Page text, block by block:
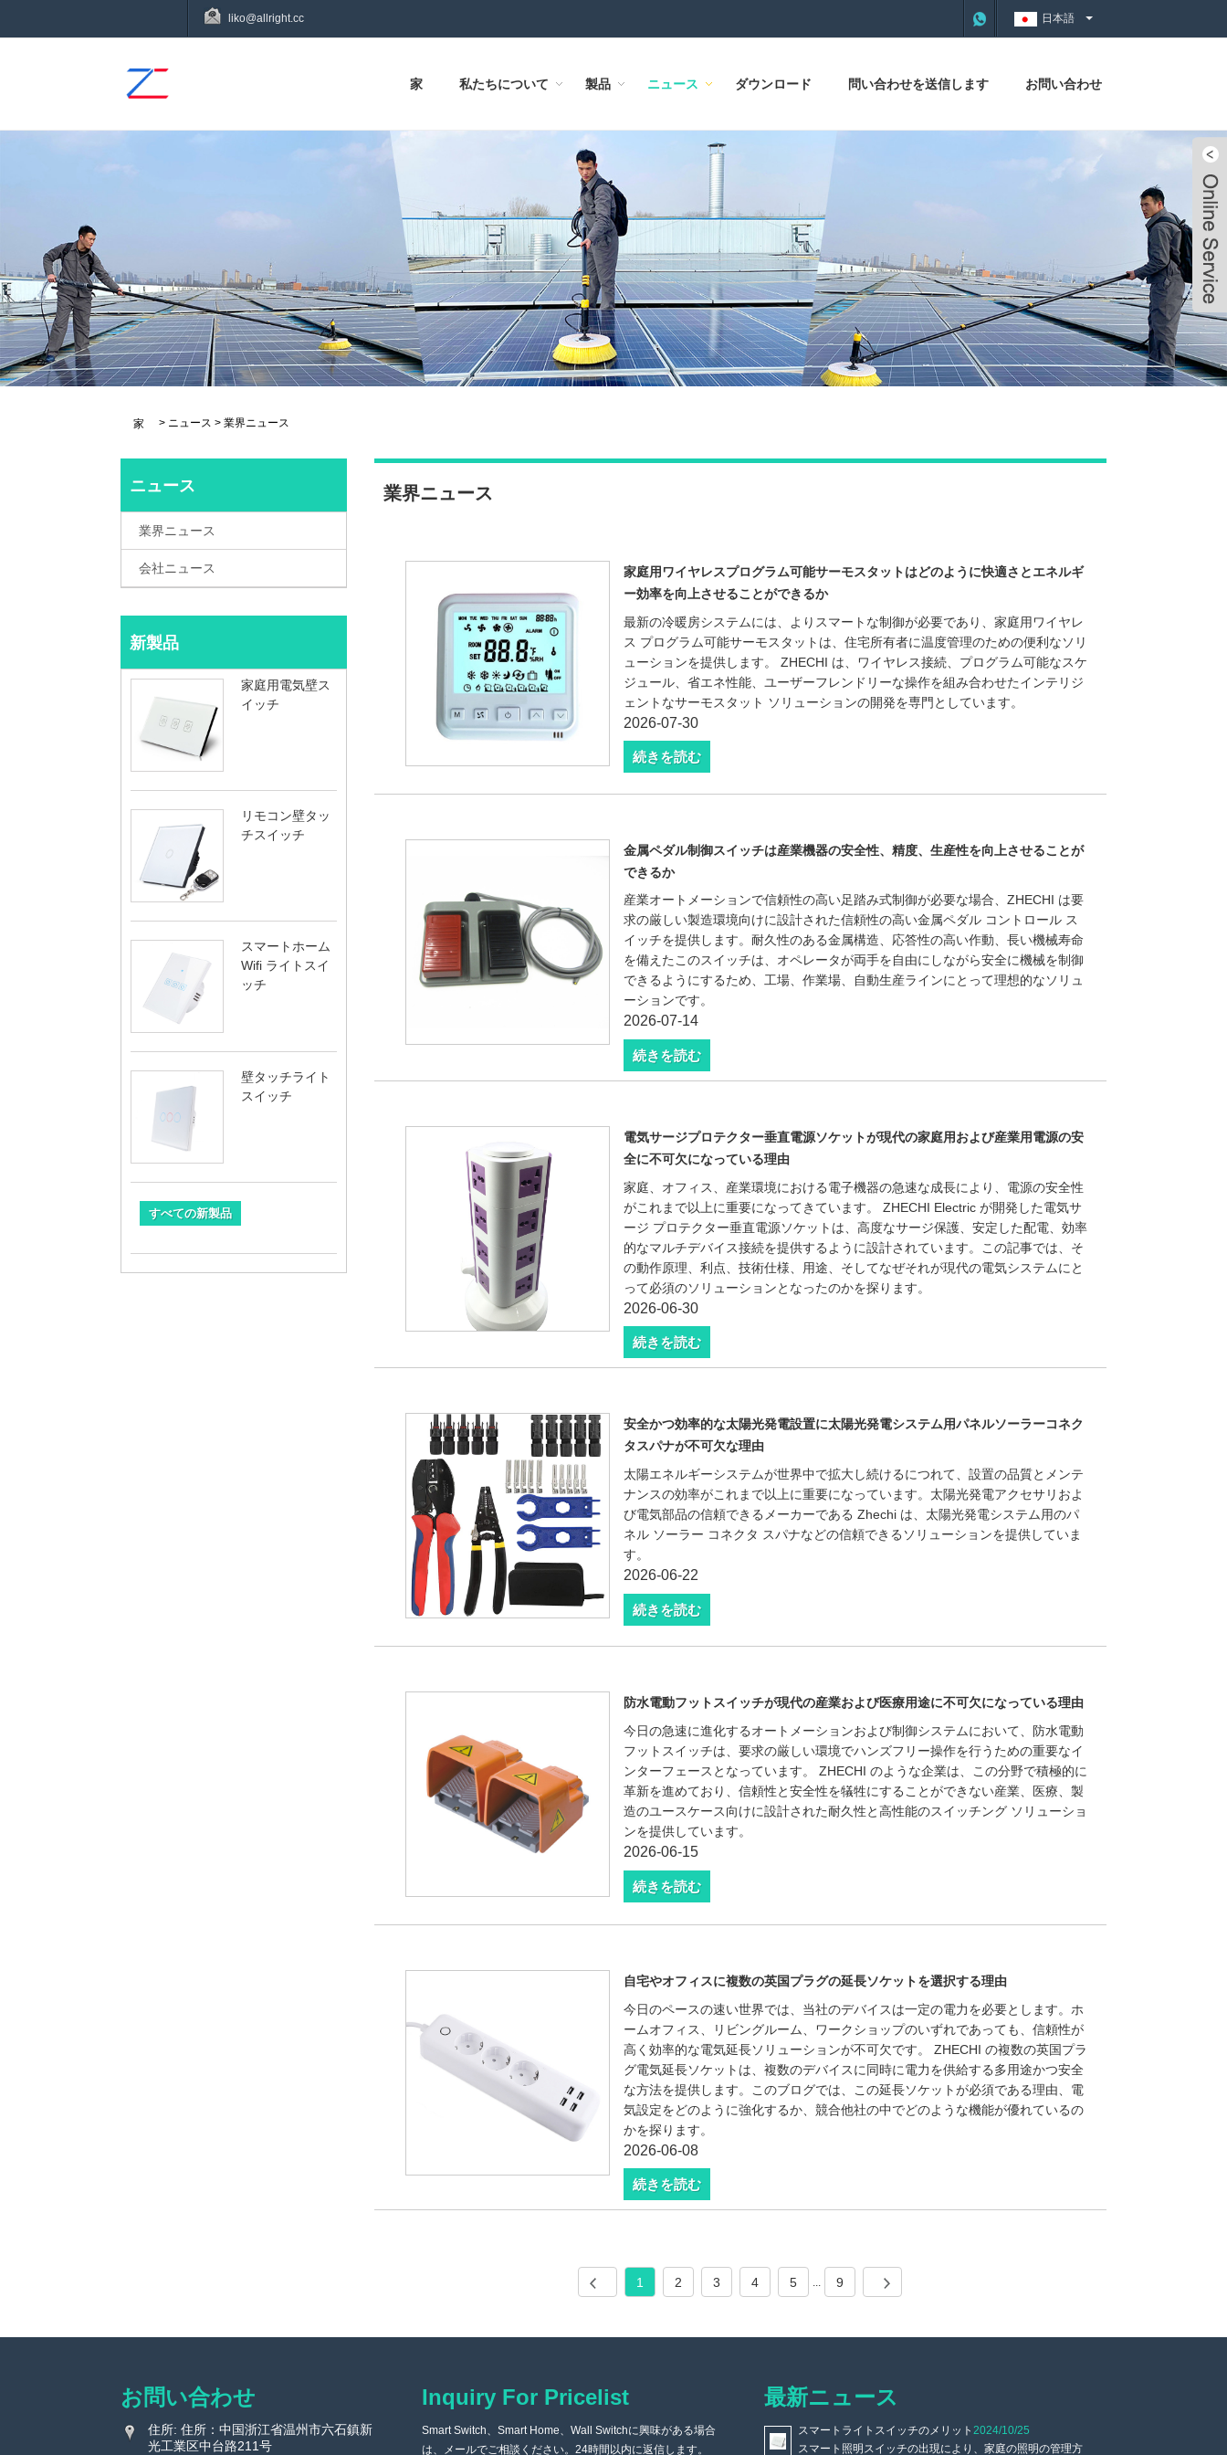
liko@allright.cc 日本語
家 私たちについて 製品 ニュース ダウンロード 問い合わせを送信します お問い合わせ
家 > ニュース > 業界ニュース
ニュース
業界ニュース
会社ニュース
新製品
家庭用電気壁ス
イッチ
リモコン壁タッ
チスイッチ
スマートホーム
Wifi ライトスイ
ッチ
壁タッチライト
スイッチ
すべての新製品
業界ニュース
家庭用ワイヤレスプログラム可能サーモスタットはどのように快適さとエネルギ
ー効率を向上させることができるか
最新の冷暖房システムには、よりスマートな制御が必要であり、家庭用ワイヤレ
ス プログラム可能サーモスタットは、住宅所有者に温度管理のための便利なソリ
ューションを提供します。 ZHECHI は、ワイヤレス接続、プログラム可能なスケ
ジュール、省エネ性能、ユーザーフレンドリーな操作を組み合わせたインテリジ
ェントなサーモスタット ソリューションの開発を専門としています。
2026-07-30
続きを読む
金属ペダル制御スイッチは産業機器の安全性、精度、生産性を向上させることが
できるか
産業オートメーションで信頼性の高い足踏み式制御が必要な場合、ZHECHI は要
求の厳しい製造環境向けに設計された信頼性の高い金属ペダル コントロール ス
イッチを提供します。耐久性のある金属構造、応答性の高い作動、長い機械寿命
を備えたこのスイッチは、オペレータが両手を自由にしながら安全に機械を制御
できるようにするため、工場、作業場、自動生産ラインにとって理想的なソリュ
ーションです。
2026-07-14
続きを読む
電気サージプロテクター垂直電源ソケットが現代の家庭用および産業用電源の安
全に不可欠になっている理由
家庭、オフィス、産業環境における電子機器の急速な成長により、電源の安全性
がこれまで以上に重要になってきています。 ZHECHI Electric が開発した電気サ
ージ プロテクター垂直電源ソケットは、高度なサージ保護、安定した配電、効率
的なマルチデバイス接続を提供するように設計されています。この記事では、そ
の動作原理、利点、技術仕様、用途、そしてなぜそれが現代の電気システムにと
って必須のソリューションとなったのかを探ります。
2026-06-30
続きを読む
安全かつ効率的な太陽光発電設置に太陽光発電システム用パネルソーラーコネク
タスパナが不可欠な理由
太陽エネルギーシステムが世界中で拡大し続けるにつれて、設置の品質とメンテ
ナンスの効率がこれまで以上に重要になっています。太陽光発電アクセサリおよ
び電気部品の信頼できるメーカーである Zhechi は、太陽光発電システム用のパ
ネル ソーラー コネクタ スパナなどの信頼できるソリューションを提供していま
す。
2026-06-22
続きを読む
防水電動フットスイッチが現代の産業および医療用途に不可欠になっている理由
今日の急速に進化するオートメーションおよび制御システムにおいて、防水電動
フットスイッチは、要求の厳しい環境でハンズフリー操作を行うための重要なイ
ンターフェースとなっています。 ZHECHI のような企業は、この分野で積極的に
革新を進めており、信頼性と安全性を犠牲にすることができない産業、医療、製
造のユースケース向けに設計された耐久性と高性能のスイッチング ソリューショ
ンを提供しています。
2026-06-15
続きを読む
自宅やオフィスに複数の英国プラグの延長ソケットを選択する理由
今日のペースの速い世界では、当社のデバイスは一定の電力を必要とします。ホ
ームオフィス、リビングルーム、ワークショップのいずれであっても、信頼性が
高く効率的な電気延長ソリューションが不可欠です。 ZHECHI の複数の英国プラ
グ電気延長ソケットは、複数のデバイスに同時に電力を供給する多用途かつ安全
な方法を提供します。このブログでは、この延長ソケットが必須である理由、電
気設定をどのように強化するか、競合他社の中でどのような機能が優れているの
かを探ります。
2026-06-08
続きを読む
1 2 3 4 5 ... 9
お問い合わせ
住所: 住所：中国浙江省温州市六石鎮新
光工業区中台路211号
Inquiry For Pricelist
Smart Switch、Smart Home、Wall Switchに興味がある場合
は、メールでご相談ください。24時間以内に返信します。
最新ニュース
家をリフォームするときに、なぜ普通のスイッチを設置せ
ずにスマートボイススイッチを選んだのでしょうか？
スマートライトスイッチのメリット 2024/10/25
スマート照明スイッチの出現により、家庭の照明の管理方